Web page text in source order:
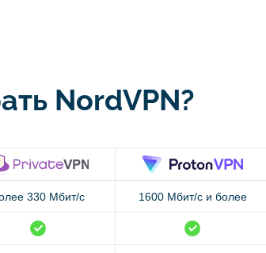
NordVPN?
330 Мбит/с 1600 Мбит/с и более